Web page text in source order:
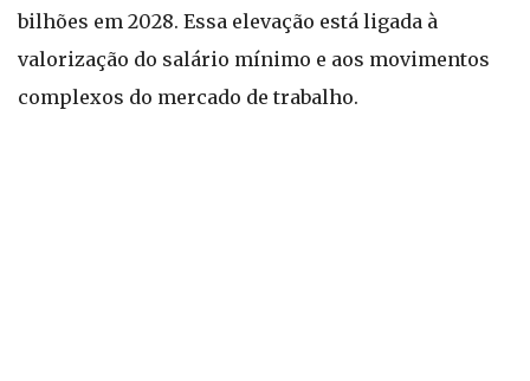
bilhões em 2028. Essa elevação está ligada à
valorização do salário mínimo e aos movimentos
complexos do mercado de trabalho.